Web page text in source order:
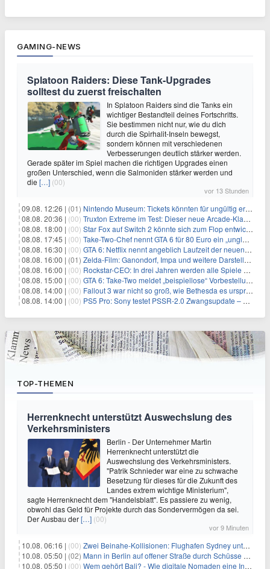
GAMING-NEWS
Splatoon Raiders: Diese Tank-Upgrades
solltest du zuerst freischalten
In Splatoon Raiders sind die Tanks ein
wichtiger Bestandteil deines Fortschritts.
Sie bestimmen nicht nur, wie du dich
durch die Spirhalit-Inseln bewegst,
sondern können mit verschiedenen
Verbesserungen deutlich stärker werden.
Gerade später im Spiel machen die richtigen Upgrades einen
großen Unterschied, wenn die Salmoniden stärker werden und
die […] (00)
vor 13 Stunden
09.08. 12:26 | (01) Nintendo Museum: Tickets könnten für ungültig erklärt werden!
08.08. 20:36 | (00) Truxton Extreme im Test: Dieser neue Arcade-Klassiker verzeiht dir gar nichts
08.08. 18:00 | (00) Star Fox auf Switch 2 könnte sich zum Flop entwickeln
08.08. 17:45 | (00) Take-Two-Chef nennt GTA 6 für 80 Euro ein „unglaubliches Schnäppchen“
08.08. 16:30 | (00) GTA 6: Netflix nennt angeblich Laufzeit der neuen Gameplay-Präsentation
08.08. 16:00 | (01) Zelda-Film: Ganondorf, Impa und weitere Darsteller sollen feststehen
08.08. 16:00 | (00) Rockstar-CEO: In drei Jahren werden alle Spiele gestreamt
08.08. 15:00 | (00) GTA 6: Take-Two meldet „beispiellose“ Vorbestellungen – und nennt sie im selben Atemzug unkalkulierbar
08.08. 14:00 | (00) Fallout 3 war nicht so groß, wie Bethesda es ursprünglich wollte
08.08. 14:00 | (00) PS5 Pro: Sony testet PSSR-2.0 Zwangsupdate – und das ist gut so
TOP-THEMEN
Herrenknecht unterstützt Auswechslung des
Verkehrsministers
Berlin - Der Unternehmer Martin
Herrenknecht unterstützt die
Auswechslung des Verkehrsministers.
"Patrik Schnieder war eine zu schwache
Besetzung für dieses für die Zukunft des
Landes extrem wichtige Ministerium",
sagte Herrenknecht dem "Handelsblatt". Es passiere zu wenig,
obwohl das Geld für Projekte durch das Sondervermögen da sei.
Der Ausbau der[…] (00)
vor 9 Minuten
10.08. 06:16 | (00) Zwei Beinahe-Kollisionen: Flughafen Sydney unter Druck
10.08. 05:50 | (02) Mann in Berlin auf offener Straße durch Schüsse getötet
10.08. 05:50 | (00) Wem gehört Bali? - Wie digitale Nomaden eine Insel verändern